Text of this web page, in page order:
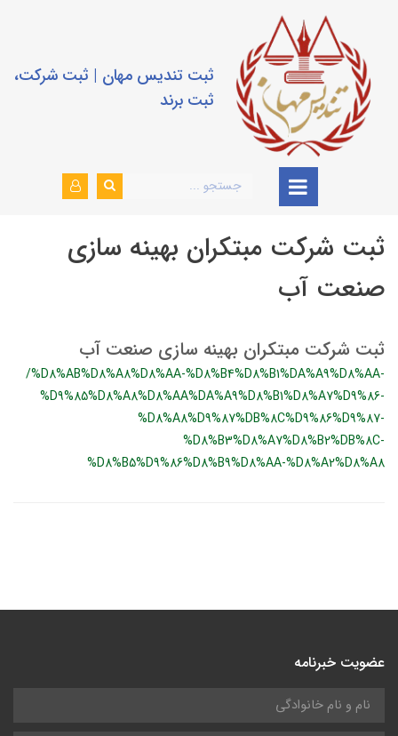
ثبت تندیس مهان | ثبت شرکت،
ثبت برند
ثبت شرکت مبتکران بهینه سازی
صنعت آب
ثبت شرکت مبتكران بهينه سازي صنعت آب
/%D8%AB%D8%A8%D8%AA-%D8%B4%D8%B1%DA%A9%D8%AA-
%D9%85%D8%A8%D8%AA%DA%A9%D8%B1%D8%A7%D9%86-
%D8%A8%D9%87%DB%8C%D9%86%D9%87-
%D8%B3%D8%A7%D8%B2%DB%8C-
%D8%B5%D9%86%D8%B9%D8%AA-%D8%A2%D8%A8
عضویت خبرنامه